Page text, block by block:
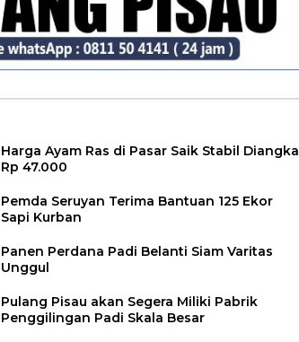
Harga Ayam Ras di Pasar Saik Stabil Diangka
Rp 47.000
Pemda Seruyan Terima Bantuan 125 Ekor
Sapi Kurban
Panen Perdana Padi Belanti Siam Varitas
Unggul
Pulang Pisau akan Segera Miliki Pabrik
Penggilingan Padi Skala Besar